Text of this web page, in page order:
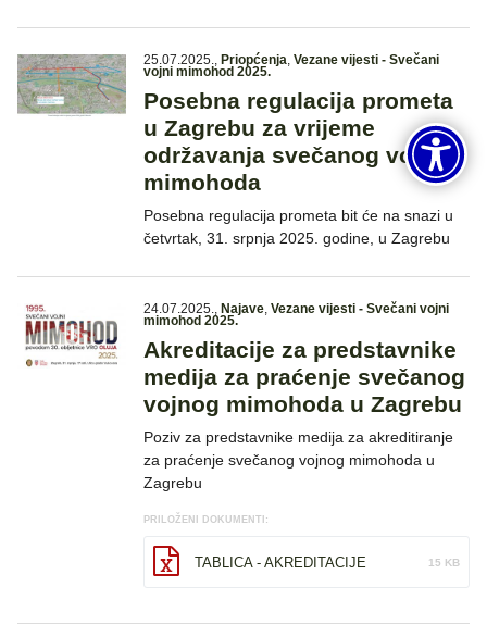
25.07.2025., Priopćenja, Vezane vijesti - Svečani
vojni mimohod 2025.
Posebna regulacija prometa
u Zagrebu za vrijeme
održavanja svečanog vojnog
mimohoda
Posebna regulacija prometa bit će na snazi u
četvrtak, 31. srpnja 2025. godine, u Zagrebu
24.07.2025., Najave, Vezane vijesti - Svečani vojni
mimohod 2025.
Akreditacije za predstavnike
medija za praćenje svečanog
vojnog mimohoda u Zagrebu
Poziv za predstavnike medija za akreditiranje
za praćenje svečanog vojnog mimohoda u
Zagrebu
PRILOŽENI DOKUMENTI:
TABLICA - AKREDITACIJE 15 KB